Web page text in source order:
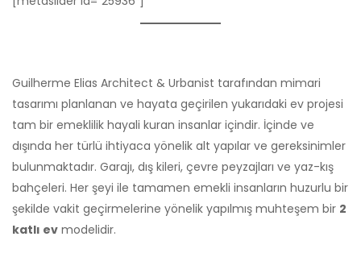
Guilherme Elias Architect & Urbanist tarafından mimari
tasarımı planlanan ve hayata geçirilen yukarıdaki ev projesi
tam bir emeklilik hayali kuran insanlar içindir. İçinde ve
dışında her türlü ihtiyaca yönelik alt yapılar ve gereksinimler
bulunmaktadır. Garajı, dış kileri, çevre peyzajları ve yaz-kış
bahçeleri. Her şeyi ile tamamen emekli insanların huzurlu bir
şekilde vakit geçirmelerine yönelik yapılmış muhteşem bir 2
katlı ev modelidir.